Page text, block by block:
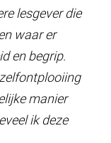
lesgever die
waar er
en begrip.
manier
ik deze